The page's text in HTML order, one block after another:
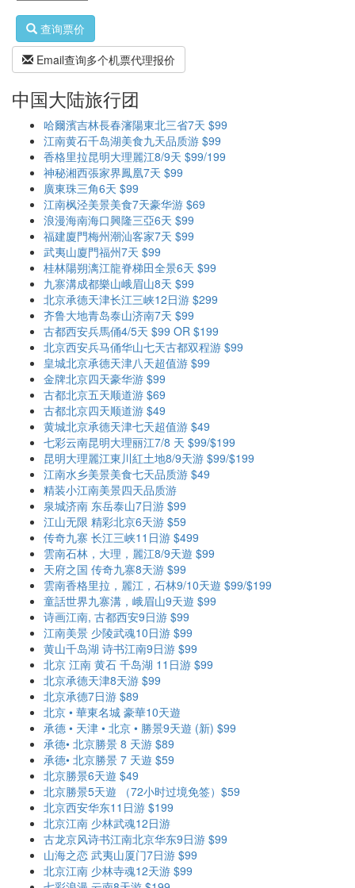
查询票价
Email查询多个机票代理报价
中国大陆旅行团
哈爾濱吉林長春瀋陽東北三省7天 $99
江南黄石千岛湖美食九天品质游 $99
香格里拉昆明大理麗江8/9天 $99/199
神秘湘西張家界鳳凰7天 $99
廣東珠三角6天 $99
江南枫泾美景美食7天豪华游 $69
浪漫海南海口興隆三亞6天 $99
福建廈門梅州潮汕客家7天 $99
武夷山廈門福州7天 $99
桂林陽朔漓江龍脊梯田全景6天 $99
九寨溝成都樂山峨眉山8天 $99
北京承德天津长江三峡12日游 $299
齐鲁大地青岛泰山济南7天 $99
古都西安兵馬俑4/5天 $99 OR $199
北京西安兵马俑华山七天古都双程游 $99
皇城北京承德天津八天超值游 $99
金牌北京四天豪华游 $99
古都北京五天顺道游 $69
古都北京四天顺道游 $49
黄城北京承德天津七天超值游 $49
七彩云南昆明大理丽江7/8 天 $99/$199
昆明大理麗江東川紅土地8/9天游 $99/$199
江南水乡美景美食七天品质游 $49
精装小江南美景四天品质游
泉城济南 东岳泰山7日游 $99
江山无限 精彩北京6天游 $59
传奇九寨 长江三峡11日游 $499
雲南石林，大理，麗江8/9天遊 $99
天府之国 传奇九寨8天游 $99
雲南香格里拉，麗江，石林9/10天遊 $99/$199
童話世界九寨溝，峨眉山9天遊 $99
诗画江南, 古都西安9日游 $99
江南美景 少陵武魂10日游 $99
黄山千岛湖 诗书江南9日游 $99
北京 江南 黄石 千岛湖 11日游 $99
北京承德天津8天游 $99
北京承德7日游 $89
北京 • 華東名城 豪華10天遊
承德 • 天津 • 北京 • 勝景9天遊 (新) $99
承德• 北京勝景 8 天游 $89
承德• 北京勝景 7 天遊 $59
北京勝景6天遊 $49
北京勝景5天遊 （72小时过境免签）$59
北京西安华东11日游 $199
北京江南 少林武魂12日游
古龙京风诗书江南北京华东9日游 $99
山海之恋 武夷山厦门7日游 $99
北京江南 少林寺魂12天游 $99